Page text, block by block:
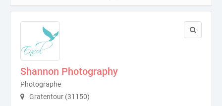
Shannon Photography
Photographe
Gratentour (31150)